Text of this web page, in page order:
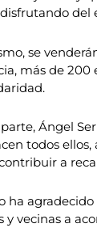
del
se
más de 200
Ángel
todos
a
ha
y vecinas a